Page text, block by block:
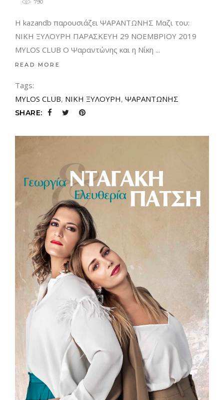
790
Η kazandb παρουσιάζει ΨΑΡΑΝΤΩΝΗΣ Μαζι του:
ΝΙΚΗ ΞΥΛΟΥΡΗ ΠΑΡΑΣΚΕΥΗ 29 ΝΟΕΜΒΡΙΟΥ 2019
MYLOS CLUB Ο Ψαραντώνης και η Νίκη
READ MORE
Tags:
MYLOS CLUB, ΝΙΚΗ ΞΥΛΟΥΡΗ, ΨΑΡΑΝΤΩΝΗΣ
SHARE: